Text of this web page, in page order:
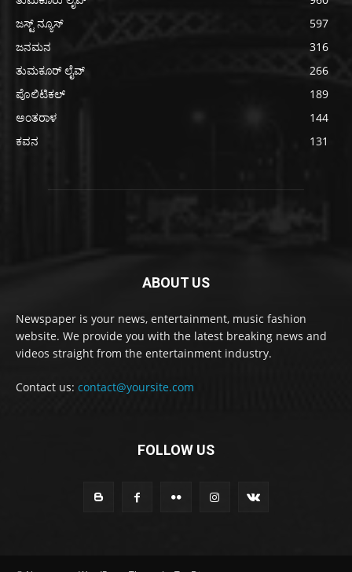
ಜಸ್ಟ್ ನ್ಯೂಸ್
597
ಜನಮನ
316
ತುಮಕೂರ್ ಲೈವ್
266
ಪೊಲಿಟಿಕಲ್
189
ಅಂತರಾಳ
144
ಕವನ
131
ABOUT US
Newspaper is your news, entertainment, music fashion
website. We provide you with the latest breaking news and
videos straight from the entertainment industry.
Contact us: contact@yoursite.com
FOLLOW US